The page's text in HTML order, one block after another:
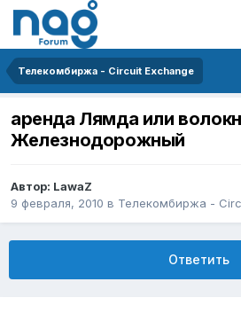
Телекомбиржа - Circuit Exchange
аренда Лямда или
Железнодорожный
Автор: LawaZ
9 февраля, 2010 в Телекомбиржа -
Ответить